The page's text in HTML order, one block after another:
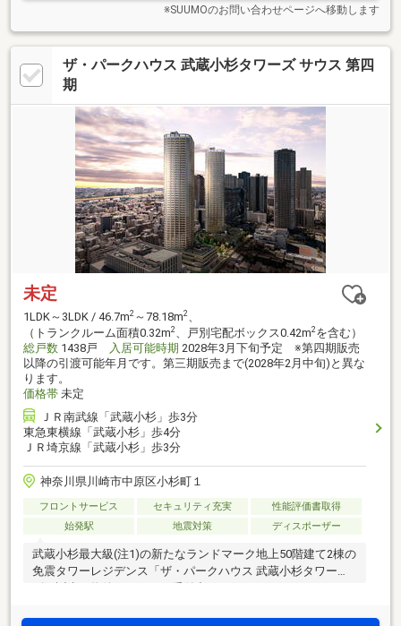
※SUUMOのお問い合わせページへ移動します
ザ・パークハウス 武蔵小杉タワーズ サウス 第四
期
未定
1LDK～3LDK / 46.7m2 ～78.18m2 、
（トランクルーム面積0.32m2、戸別宅配ボックス0.42m2を含む）
総戸数 1438戸 入居可能時期 2028年3月下旬予定 ※第四期販売
以降の引渡可能年月です。第三期販売まで(2028年2月中旬)と異な
ります。
価格帯 未定
ＪＲ南武線「武蔵小杉」歩3分
東急東横線「武蔵小杉」歩4分
ＪＲ埼京線「武蔵小杉」歩3分
神奈川県川崎市中原区小杉町１
フロントサービス セキュリティ充実
性能評価書取得
始発駅
地震対策 ディスポーザー
武蔵小杉最大級(注1)の新たなランドマーク地上50階建て2棟の
免震タワーレジデンス「ザ・パークハウス 武蔵小杉タワー